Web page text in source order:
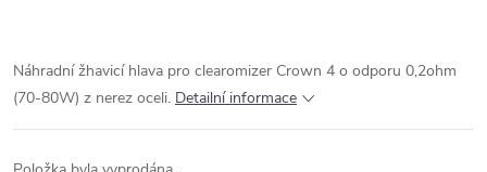
Náhradní žhavicí hlava pro clearomizer Crown 4 o odporu 0,2ohm
(70-80W) z nerez oceli. Detailní informace